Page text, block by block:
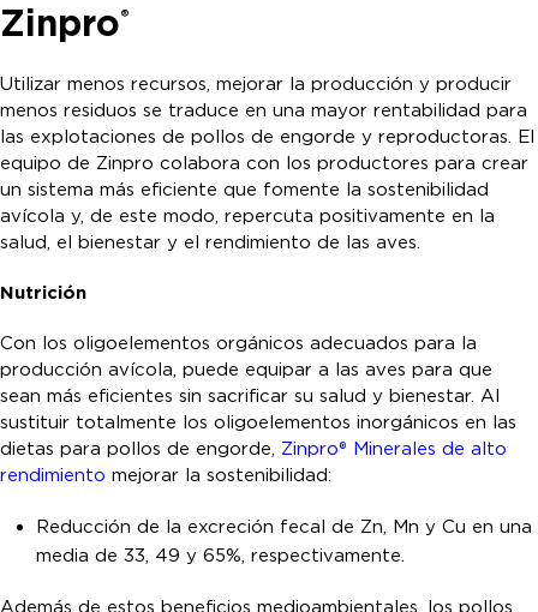
Zinpro®
Utilizar menos recursos, mejorar la producción y producir
menos residuos se traduce en una mayor rentabilidad para
las explotaciones de pollos de engorde y reproductoras. El
equipo de Zinpro colabora con los productores para crear
un sistema más eficiente que fomente la sostenibilidad
avícola y, de este modo, repercuta positivamente en la
salud, el bienestar y el rendimiento de las aves.
Nutrición
Con los oligoelementos orgánicos adecuados para la
producción avícola, puede equipar a las aves para que
sean más eficientes sin sacrificar su salud y bienestar. Al
sustituir totalmente los oligoelementos inorgánicos en las
dietas para pollos de engorde, Zinpro® Minerales de alto
rendimiento mejorar la sostenibilidad:
Reducción de la excreción fecal de Zn, Mn y Cu en una
media de 33, 49 y 65%, respectivamente.
Además de estos beneficios medioambientales, los pollos